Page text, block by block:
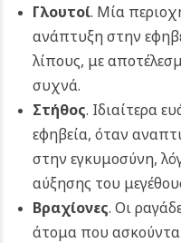
Γλουτοί. Μία
ανάπτυξη στην
λίπους, με
συχνά.
Στήθος. Ιδιαίτερα
εφηβεία, όταν
στην εγκυμοσύνη,
αύξησης του
Βραχίονες. Οι
άτομα που